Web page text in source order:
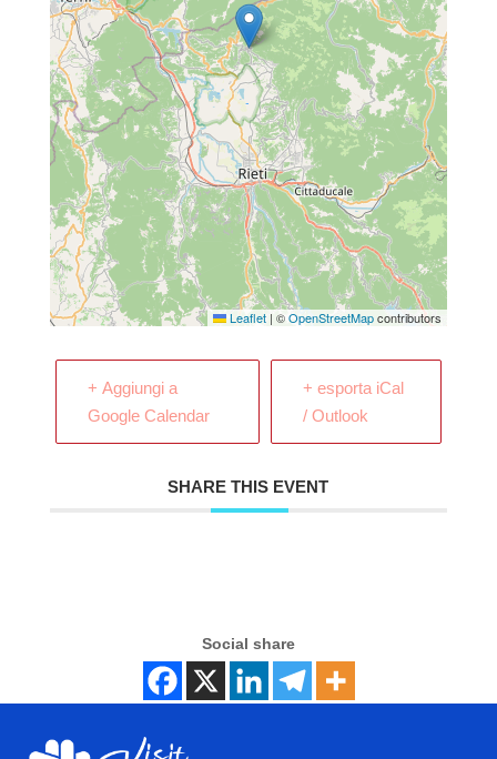
Leaflet | ©OpenStreetMapcontributors
+ Aggiungi a
Google Calendar
+ esporta iCal
/ Outlook
SHARE THIS EVENT
Social share